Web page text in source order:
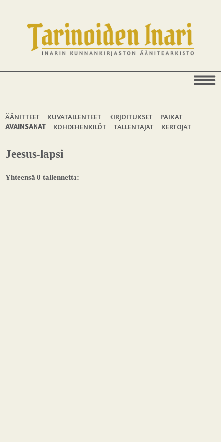
ÄÄNITTEET KUVATALLENTEET KIRJOITUKSET
PAIKAT
AVAINSANAT
KOHDEHENKILÖT TALLENTAJAT KERTOJAT
Jeesus-lapsi
Yhteensä 0 tallennetta: